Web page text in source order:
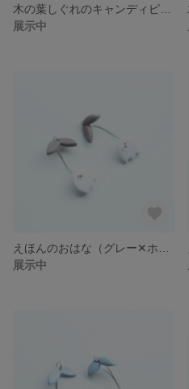
展示中
展示中